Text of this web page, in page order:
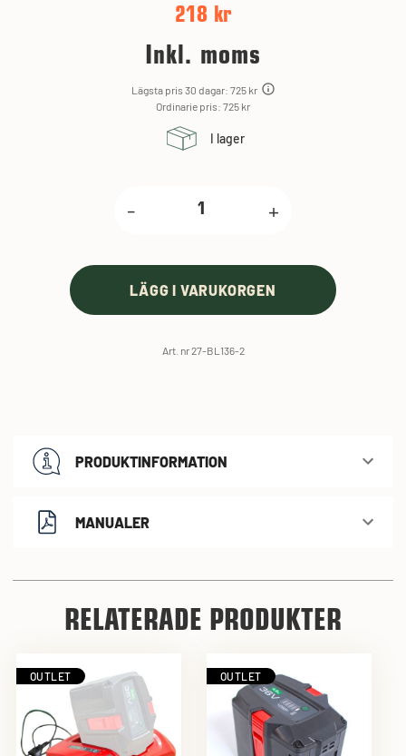
218 kr
Inkl. moms
Lägsta pris 30 dagar: 725 kr
Ordinarie pris: 725 kr
I lager
- +
LÄGG I VARUKORGEN
Art. nr 27-BL136-2
PRODUKTINFORMATION
MANUALER
RELATERADE PRODUKTER
OUTLET OUTLET